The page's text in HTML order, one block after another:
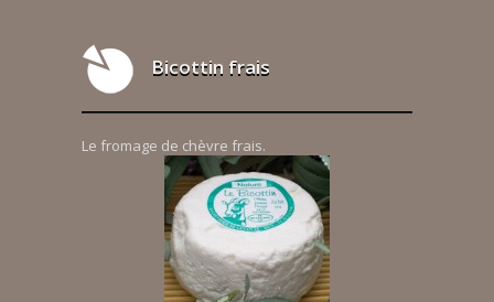
Bicottin frais
Le fromage de chèvre frais.